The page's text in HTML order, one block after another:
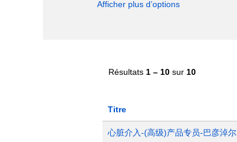
Afficher plus d’options
Résultats 1 – 10 sur 10
Titre
心脏介入-(高级)产品专员-巴彦淖尔